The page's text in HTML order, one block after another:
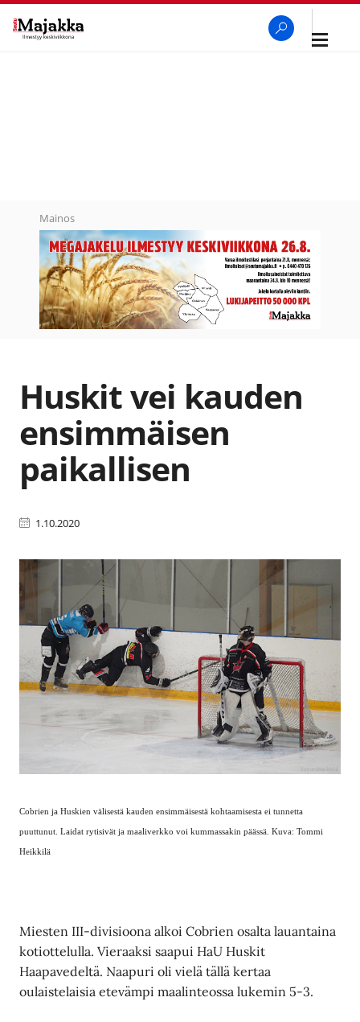
Avaa
Mainos
Huskit vei kauden
ensimmäisen
paikallisen
1.10.2020
Cobrien ja Huskien välisestä kauden ensimmäisestä kohtaamisesta ei tunnetta
puuttunut. Laidat rytisivät ja maaliverkko voi kummassakin päässä. Kuva: Tommi
Heikkilä
Miesten III-divisioona alkoi Cobrien osalta lauantaina
kotiottelulla. Vieraaksi saapui HaU Huskit
Haapavedeltä. Naapuri oli vielä tällä kertaa
oulaistelaisia etevämpi maalinteossa lukemin 5-3.